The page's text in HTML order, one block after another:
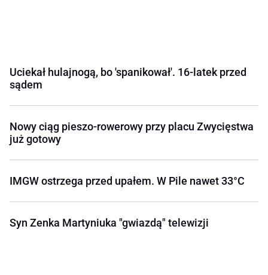
Uciekał hulajnogą, bo 'spanikował'. 16-latek przed
sądem
Nowy ciąg pieszo-rowerowy przy placu Zwycięstwa
już gotowy
IMGW ostrzega przed upałem. W Pile nawet 33°C
Syn Zenka Martyniuka "gwiazdą" telewizji